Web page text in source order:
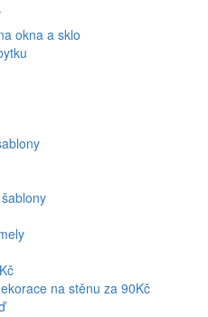
okna a sklo
na stěnu za 90Kč